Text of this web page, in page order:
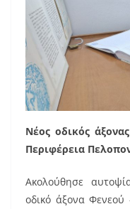
Νέος οδικός
Περιφέρεια
Ακολούθησε
οδικό άξονα